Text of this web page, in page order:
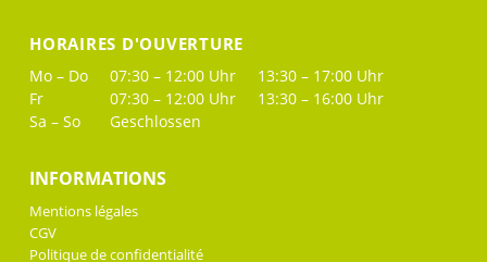
HORAIRES D'OUVERTURE
Mo – Do 07:30 – 12:00 Uhr
13:30 – 17:00 Uhr
Fr
07:30 – 12:00 Uhr
13:30 – 16:00 Uhr
Sa – So
Geschlossen
INFORMATIONS
Mentions légales
CGV
Politique de confidentialité